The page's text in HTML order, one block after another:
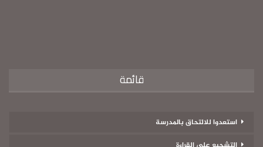
قائمة
استعدوا للالتحاق بالمدرسة